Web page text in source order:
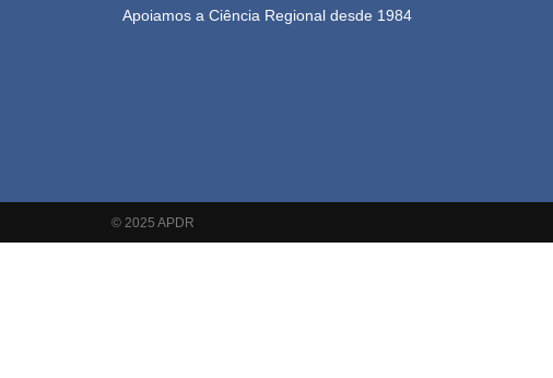
Apoiamos a Ciência Regional desde 1984
© 2025 APDR